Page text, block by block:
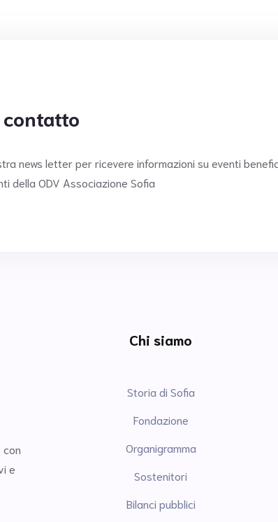
contatto
news letter per ricevere informazioni su eventi
della ODV Associazione Sofia
e
Chi siamo
Storia di Sofia
Fondazione
Organigramma
Sostenitori
Bilanci pubblici